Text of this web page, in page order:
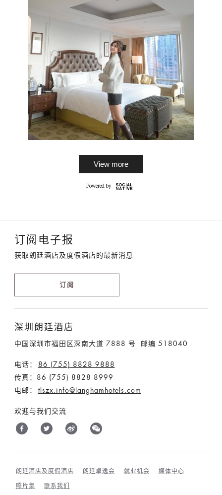
View more
订阅电子报
获取朗廷酒店及度假酒店的最新消息
订阅
深圳朗廷酒店
中国深圳市福田区深南大道 7888 号 邮编 518040
电话：
86 (755) 8828 9888
传真：86 (755) 8828 8999
电邮：
tlszx.info@langhamhotels.com
欢迎与我们交流
朗廷酒店及度假酒店 朗廷卓逸会 就业机会 媒体中心
照片集 联系我们